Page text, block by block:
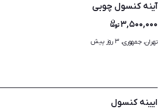
آینه کنسول چوبی
۳,۵۰۰,۰۰۰
تهران، جمهوری، ۳ روز پیش
ایینه کنسول